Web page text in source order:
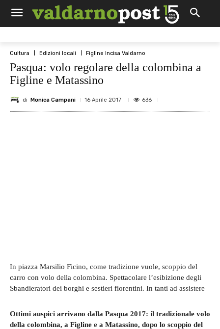
Cultura Edizioni locali Figline Incisa Valdarno
Pasqua: volo regolare della colombina a
Figline e Matassino
di Monica Campani 16 Aprile 2017 636
In piazza Marsilio Ficino, come tradizione vuole, scoppio del
carro con volo della colombina. Spettacolare l’esibizione degli
Sbandieratori dei borghi e sestieri fiorentini. In tanti ad assistere
Ottimi auspici arrivano dalla Pasqua 2017: il tradizionale volo
della colombina, a Figline e a Matassino, dopo lo scoppio del